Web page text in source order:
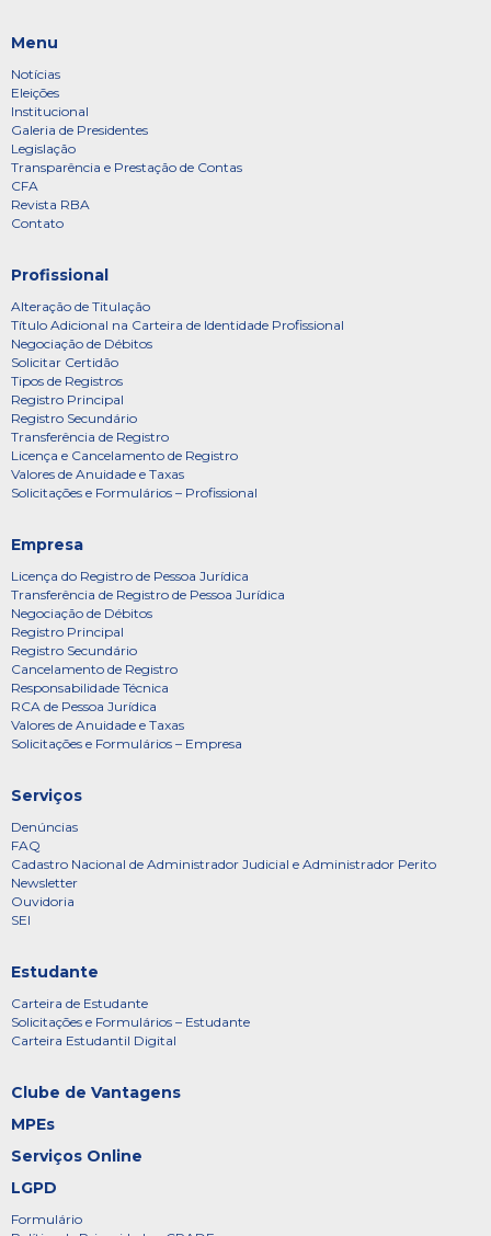
Menu
Notícias
Eleições
Institucional
Galeria de Presidentes
Legislação
Transparência e Prestação de Contas
CFA
Revista RBA
Contato
Profissional
Alteração de Titulação
Título Adicional na Carteira de Identidade Profissional
Negociação de Débitos
Solicitar Certidão
Tipos de Registros
Registro Principal
Registro Secundário
Transferência de Registro
Licença e Cancelamento de Registro
Valores de Anuidade e Taxas
Solicitações e Formulários – Profissional
Empresa
Licença do Registro de Pessoa Jurídica
Transferência de Registro de Pessoa Jurídica
Negociação de Débitos
Registro Principal
Registro Secundário
Cancelamento de Registro
Responsabilidade Técnica
RCA de Pessoa Jurídica
Valores de Anuidade e Taxas
Solicitações e Formulários – Empresa
Serviços
Denúncias
FAQ
Cadastro Nacional de Administrador Judicial e Administrador Perito
Newsletter
Ouvidoria
SEI
Estudante
Carteira de Estudante
Solicitações e Formulários – Estudante
Carteira Estudantil Digital
Clube de Vantagens
MPEs
Serviços Online
LGPD
Formulário